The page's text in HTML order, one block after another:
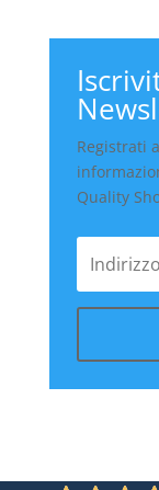
Registrati
Quality